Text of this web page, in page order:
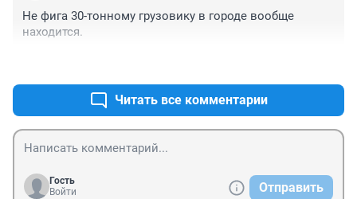
Не фига 30-тонному грузовику в городе вообще
находится.
Читать все комментарии
Гость
Войти
Отправить